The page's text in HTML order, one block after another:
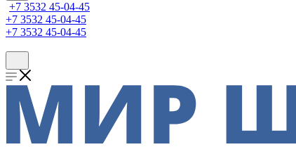
+7 3532 45-04-45
+7 3532 45-04-45
+7 3532 45-04-45